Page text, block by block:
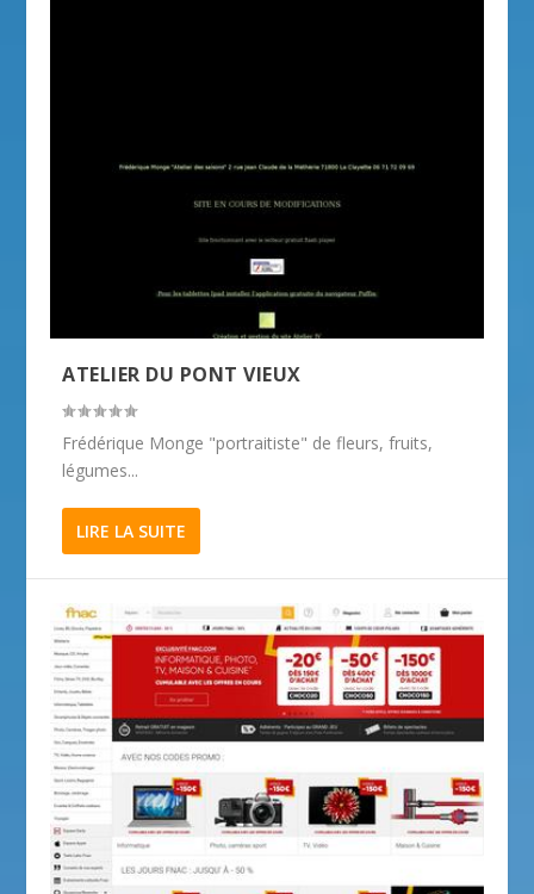
ATELIER DU PONT VIEUX
Frédérique Monge "portraitiste" de fleurs, fruits,
légumes...
LIRE LA SUITE